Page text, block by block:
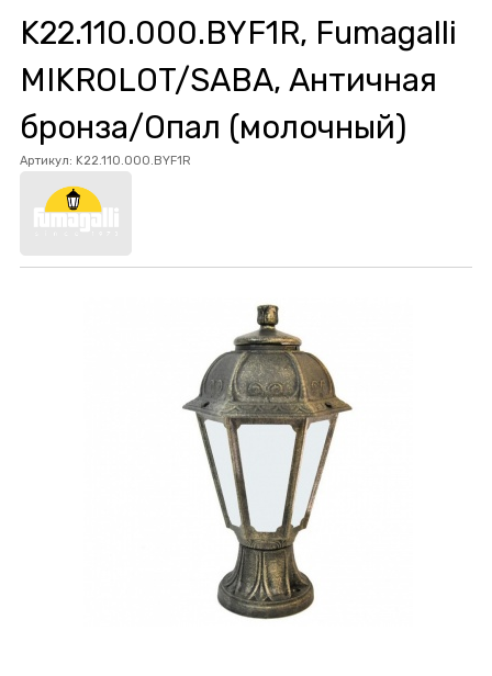
K22.110.000.BYF1R, Fumagalli
MIKROLOT/SABA, Античная
бронза/Опал (молочный)
Артикул: K22.110.000.BYF1R